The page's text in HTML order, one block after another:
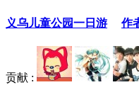
义乌儿童公园一日游 作
贡献 :